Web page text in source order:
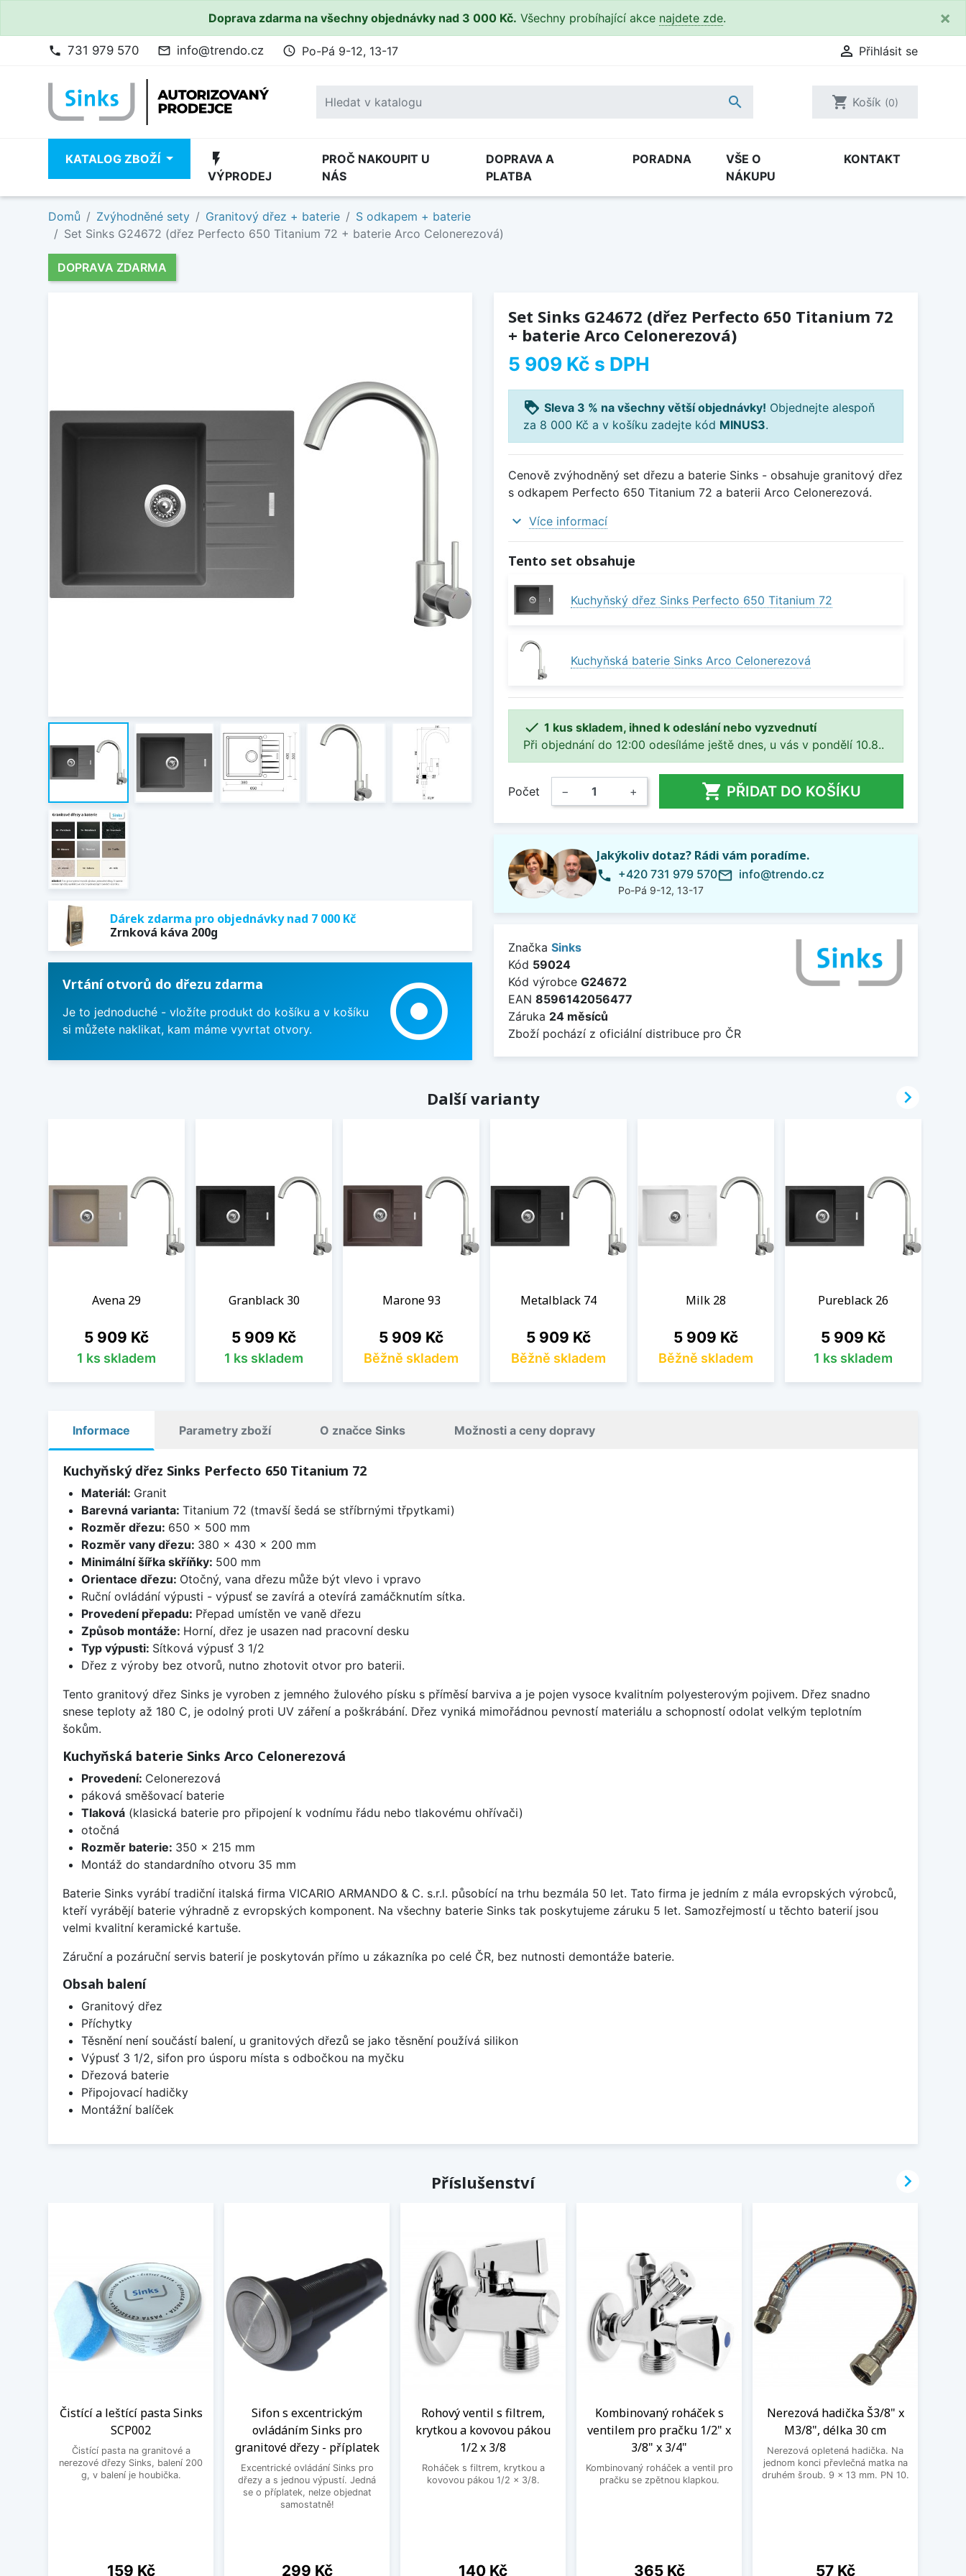
Doprava zdarma na všechny objednávky nad 3 000 Kč. Všechny probíhající akce najdete zde. ×
phone 731 979 570 mail_outline info@trendo.cz access_time Po-Pá 9-12, 13-17  Přihlásit se
 shopping_cart Košík (0)
KATALOG ZBOŽÍ flash_on
VÝPRODEJ
PROČ NAKOUPIT U
NÁS
DOPRAVA A
PLATBA
PORADNA
VŠE O
NÁKUPU
KONTAKT
Domů Zvýhodněné sety Granitový dřez + baterie
S odkapem + baterie
Set Sinks G24672 (dřez Perfecto 650 Titanium 72 + baterie Arco Celonerezová)
DOPRAVA ZDARMA
Dárek zdarma pro objednávky nad 7 000 Kč
Zrnková káva 200g
Vrtání otvorů do dřezu zdarma
Je to jednoduché - vložíte produkt do košíku a v košíku
si můžete naklikat, kam máme vyvrtat otvory.
adjust
Set Sinks G24672 (dřez Perfecto 650 Titanium 72
+ baterie Arco Celonerezová)
5 909 Kč s DPH
loyalty Sleva 3 % na všechny větší objednávky! Objednejte alespoň
za 8 000 Kč a v košíku zadejte kód MINUS3.
Cenově zvýhodněný set dřezu a baterie Sinks - obsahuje granitový dřez
s odkapem Perfecto 650 Titanium 72 a baterii Arco Celonerezová.
expand_more Více informací
Tento set obsahuje
Kuchyňský dřez Sinks Perfecto 650 Titanium 72
Kuchyňská baterie Sinks Arco Celonerezová
 1 kus skladem, ihned k odeslání nebo vyzvednutí
Při objednání do 12:00 odesíláme ještě dnes, u vás v pondělí 10.8..
Počet − +  PŘIDAT DO KOŠÍKU
Jakýkoliv dotaz? Rádi vám poradíme.
phone +420 731 979 570
Po-Pá 9-12, 13-17
mail_outline info@trendo.cz
Značka Sinks
Kód 59024
Kód výrobce G24672
EAN 8596142056477
Záruka 24 měsíců
Zboží pochází z oficiální distribuce pro ČR
Další varianty
Avena 29
Cena
5 909 Kč
1 ks skladem
Granblack 30
Cena
5 909 Kč
1 ks skladem
Marone 93
Cena
5 909 Kč
Běžně skladem
Metalblack 74
Cena
5 909 Kč
Běžně skladem
Milk 28
Cena
5 909 Kč
Běžně skladem
Pureblack 26
Cena
5 909 Kč
1 ks skladem

Informace Parametry zboží O značce Sinks Možnosti a ceny dopravy
Kuchyňský dřez Sinks Perfecto 650 Titanium 72
Materiál: Granit
Barevná varianta: Titanium 72 (tmavší šedá se stříbrnými třpytkami)
Rozměr dřezu: 650 x 500 mm
Rozměr vany dřezu: 380 x 430 x 200 mm
Minimální šířka skříňky: 500 mm
Orientace dřezu: Otočný, vana dřezu může být vlevo i vpravo
Ruční ovládání výpusti - výpusť se zavírá a otevírá zamáčknutím sítka.
Provedení přepadu: Přepad umístěn ve vaně dřezu
Způsob montáže: Horní, dřez je usazen nad pracovní desku
Typ výpusti: Sítková výpusť 3 1/2
Dřez z výroby bez otvorů, nutno zhotovit otvor pro baterii.
Tento granitový dřez Sinks je vyroben z jemného žulového písku s příměsí barviva a je pojen vysoce kvalitním polyesterovým pojivem. Dřez snadno
snese teploty až 180 C, je odolný proti UV záření a poškrábání. Dřez vyniká mimořádnou pevností materiálu a schopností odolat velkým teplotním
šokům.
Kuchyňská baterie Sinks Arco Celonerezová
Provedení: Celonerezová
páková směšovací baterie
Tlaková(klasická baterie pro připojení k vodnímu řádu nebo tlakovému ohřívači)
otočná
Rozměr baterie: 350 x 215 mm
Montáž do standardního otvoru 35 mm
Baterie Sinks vyrábí tradiční italská firma VICARIO ARMANDO & C. s.r.l. působící na trhu bezmála 50 let. Tato firma je jedním z mála evropských výrobců,
kteří vyrábějí baterie výhradně z evropských komponent. Na všechny baterie Sinks tak poskytujeme záruku 5 let. Samozřejmostí u těchto baterií jsou
velmi kvalitní keramické kartuše.
Záruční a pozáruční servis baterií je poskytován přímo u zákazníka po celé ČR, bez nutnosti demontáže baterie.
Obsah balení
Granitový dřez
Příchytky
Těsnění není součástí balení, u granitových dřezů se jako těsnění používá silikon
Výpusť 3 1/2, sifon pro úsporu místa s odbočkou na myčku
Dřezová baterie
Připojovací hadičky
Montážní balíček
Příslušenství
Čistící a leštící pasta Sinks
SCP002
Čistící pasta na granitové a
nerezové dřezy Sinks, balení 200
g, v balení je houbička.
Cena
159 Kč
Sifon s excentrickým
ovládáním Sinks pro
granitové dřezy - příplatek
Excentrické ovládání Sinks pro
dřezy a s jednou výpustí. Jedná
se o příplatek, nelze objednat
samostatně!
Cena
299 Kč
Rohový ventil s filtrem,
krytkou a kovovou pákou
1/2 x 3/8
Roháček s filtrem, krytkou a
kovovou pákou 1/2 x 3/8.
Cena
140 Kč
Kombinovaný roháček s
ventilem pro pračku 1/2" x
3/8" x 3/4"
Kombinovaný roháček a ventil pro
pračku se zpětnou klapkou.
Cena
365 Kč
Nerezová hadička Š3/8" x
M3/8", délka 30 cm
Nerezová opletená hadička. Na
jednom konci převlečná matka na
druhém šroub. 9 x 13 mm. PN 10.
Cena
57 Kč
